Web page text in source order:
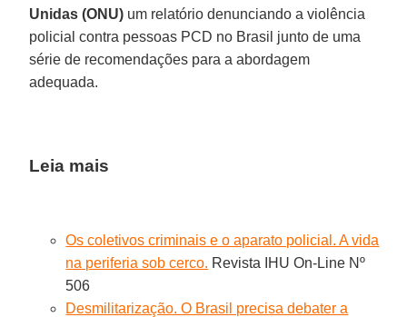
Unidas (ONU) um relatório denunciando a violência
policial contra pessoas PCD no Brasil junto de uma
série de recomendações para a abordagem
adequada.
Leia mais
Os coletivos criminais e o aparato policial. A vida
na periferia sob cerco. Revista IHU On-Line Nº
506
Desmilitarização. O Brasil precisa debater a